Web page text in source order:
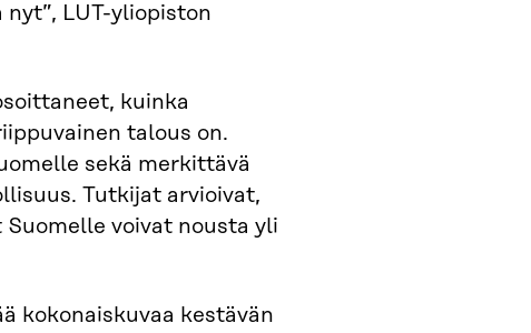
LUT-yliopiston
kuinka
talous on.
sekä merkittävä
Tutkijat arvioivat,
voivat nousta yli
kokonaiskuvaa kestävän